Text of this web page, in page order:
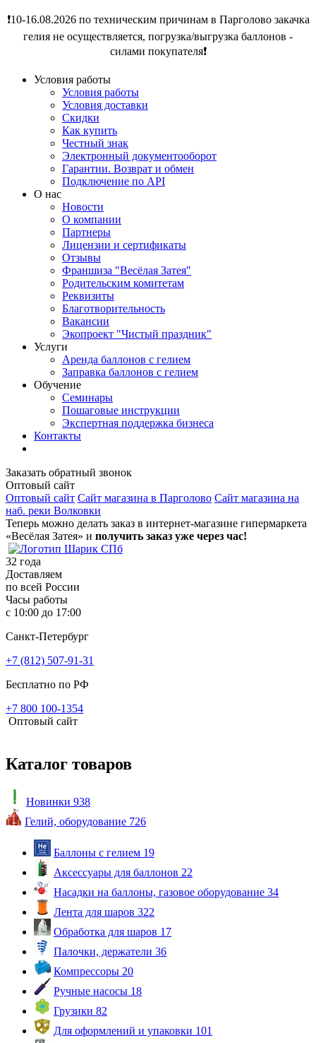
❗️10-16.08.2026 по техническим причинам в Парголово закачка
гелия не осуществляется, погрузка/выгрузка баллонов -
силами покупателя❗️
Условия работы
Условия работы
Условия доставки
Скидки
Как купить
Честный знак
Электронный документооборот
Гарантии. Возврат и обмен
Подключение по API
О нас
Новости
О компании
Партнеры
Лицензии и сертификаты
Отзывы
Франшиза "Весёлая Затея"
Родительским комитетам
Реквизиты
Благотворительность
Вакансии
Экопроект "Чистый праздник"
Услуги
Аренда баллонов с гелием
Заправка баллонов с гелием
Обучение
Семинары
Пошаговые инструкции
Экспертная поддержка бизнеса
Контакты
Заказать обратный звонок
Оптовый сайт
Оптовый сайт Сайт магазина в Парголово Сайт магазина на
наб. реки Волковки
Теперь можно делать заказ в интернет-магазине гипермаркета
«Весёлая Затея» и получить заказ уже через час!
32 года
Доставляем
по всей России
Часы работы
с 10:00 до 17:00
Санкт-Петербург
+7 (812) 507-91-31
Бесплатно по РФ
+7 800 100-1354
Оптовый сайт
Каталог товаров
Новинки 938
Гелий, оборудование 726
Баллоны с гелием 19
Аксессуары для баллонов 22
Насадки на баллоны, газовое оборудование 34
Лента для шаров 322
Обработка для шаров 17
Палочки, держатели 36
Компрессоры 20
Ручные насосы 18
Грузики 82
Для оформлений и упаковки 101